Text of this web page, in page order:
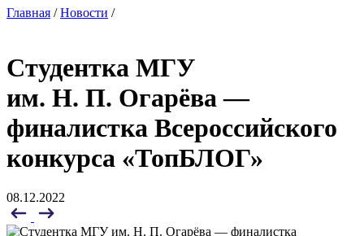
Главная /Новости /
Студентка МГУ
им. Н. П. Огарёва —
финалистка Всероссийского
конкурса «ТопБЛОГ»
08.12.2022